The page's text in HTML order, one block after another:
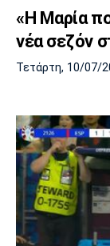
«Η Μαρία
νέα σεζόν
Τετάρτη, 10/07/